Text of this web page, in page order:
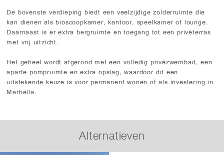
De bovenste verdieping biedt een veelzijdige zolderruimte die
kan dienen als bioscoopkamer, kantoor, speelkamer of lounge.
Daarnaast is er extra bergruimte en toegang tot een privéterras
met vrij uitzicht.
Het geheel wordt afgerond met een volledig privézwembad, een
aparte pompruimte en extra opslag, waardoor dit een
uitstekende keuze is voor permanent wonen of als investering in
Marbella.
Alternatieven